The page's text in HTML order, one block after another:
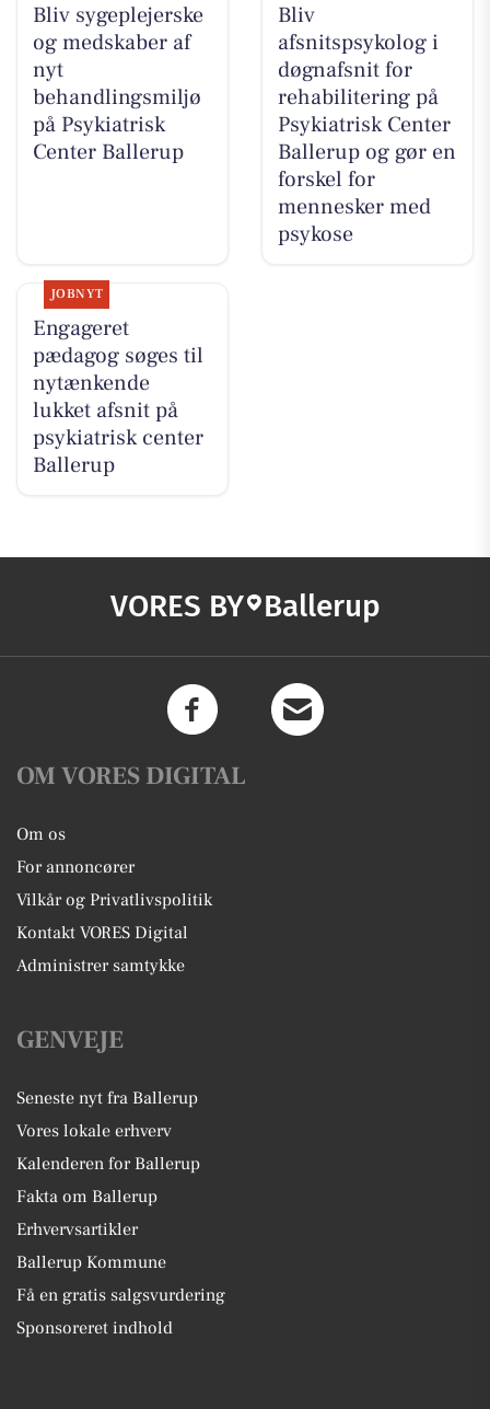
Bliv sygeplejerske
og medskaber af
nyt
behandlingsmiljø
på Psykiatrisk
Center Ballerup
Bliv
afsnitspsykolog i
døgnafsnit for
rehabilitering på
Psykiatrisk Center
Ballerup og gør en
forskel for
mennesker med
psykose
JOBNYT
Engageret
pædagog søges til
nytænkende
lukket afsnit på
psykiatrisk center
Ballerup
VORES BY Ballerup
OM VORES DIGITAL
Om os
For annoncører
Vilkår og Privatlivspolitik
Kontakt VORES Digital
Administrer samtykke
GENVEJE
Seneste nyt fra Ballerup
Vores lokale erhverv
Kalenderen for Ballerup
Fakta om Ballerup
Erhvervsartikler
Ballerup Kommune
Få en gratis salgsvurdering
Sponsoreret indhold